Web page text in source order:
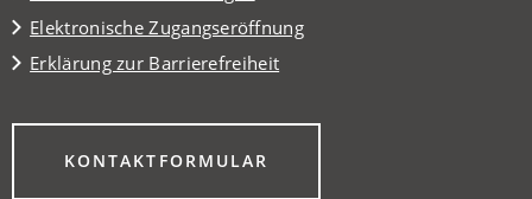
Elektronische Zugangseröffnung
Erklärung zur Barrierefreiheit
KONTAKTFORMULAR
(ÖFFNET